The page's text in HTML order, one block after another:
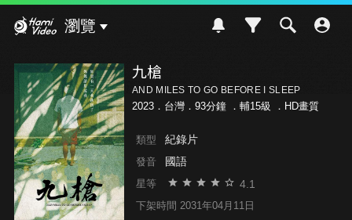
瀏覽
九槍
AND MILES TO GO BEFORE I SLEEP
2023．台灣．93分鐘 ． 輔15級 ．HD畫質
類型 紀錄片
發音 國語
星等 4.1
下架時間 2031年04月11日